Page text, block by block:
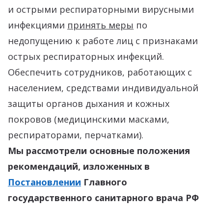
и острыми респираторными вирусными
инфекциями принять меры по
недопущению к работе лиц с признаками
острых респираторных инфекций.
Обеспечить сотрудников, работающих с
населением, средствами индивидуальной
защиты органов дыхания и кожных
покровов (медицинскими масками,
респираторами, перчатками).
Мы рассмотрели основные положения
рекомендаций, изложенных в
Постановлении Главного
государственного санитарного врача РФ